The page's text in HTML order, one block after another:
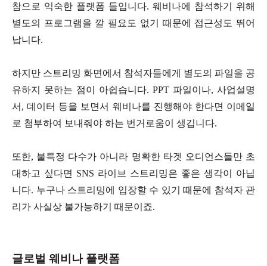
참으로 익숙한 플랫폼 들입니다. 웨비나에 참석하기 위해
별도의 프로그램을 깔 필요도 없기 때문에 접근성도 뛰어
납니다.
하지만 스트리밍 화면에서 참석자들에게 별도의 파일을 공
유하지 못하는 점이 아쉽습니다. PPT 파일이나, 사업설명
서, 데이터 등을 보면서 웨비나를 진행해야 한다면 이메일
로 첨부하여 보내줘야 하는 번거로움이 생깁니다.
또한, 불특정 다수가 아니라 명확한 타겟 오디언스들만 초
대하고 싶다면 SNS 라이브 스트리밍은 좋은 생각이 아닙
니다. 누구나 스트리밍에 입장할 수 있기 때문에 참석자 관
리가 사실상 불가능하기 때문이죠.
글로벌 웨비나 플랫폼